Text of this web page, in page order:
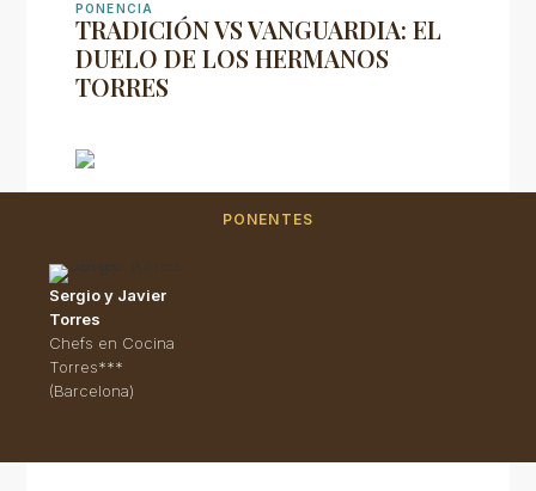
PONENCIA
TRADICIÓN VS VANGUARDIA: EL
DUELO DE LOS HERMANOS
TORRES
PONENTES
Sergio y Javier
Torres
Chefs en Cocina
Torres***
(Barcelona)